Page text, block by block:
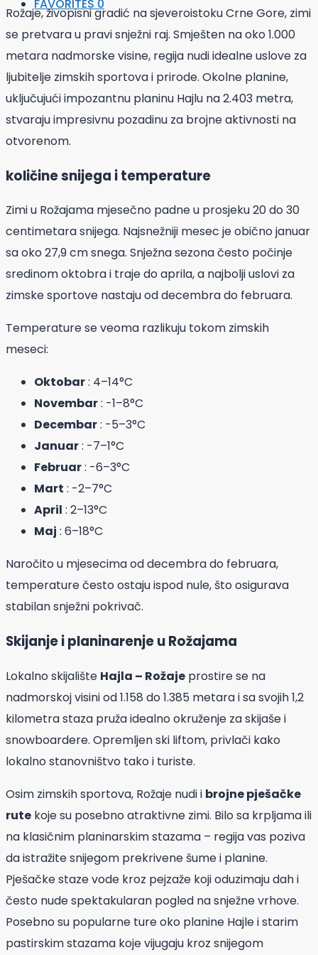
FAVORITES 0
Rožaje, živopisni gradić na sjeveroistoku Crne Gore, zimi
se pretvara u pravi snježni raj. Smješten na oko 1.000
metara nadmorske visine, regija nudi idealne uslove za
ljubitelje zimskih sportova i prirode. Okolne planine,
uključujući impozantnu planinu Hajlu na 2.403 metra,
stvaraju impresivnu pozadinu za brojne aktivnosti na
otvorenom.
količine snijega i temperature
Zimi u Rožajama mjesečno padne u prosjeku 20 do 30
centimetara snijega. Najsnežniji mesec je obično januar
sa oko 27,9 cm snega. Snježna sezona često počinje
sredinom oktobra i traje do aprila, a najbolji uslovi za
zimske sportove nastaju od decembra do februara.
Temperature se veoma razlikuju tokom zimskih
meseci:
Oktobar: 4–14°C
Novembar: -1–8°C
Decembar: -5–3°C
Januar: -7–1°C
Februar: -6–3°C
Mart : -2–7°C
April : 2–13°C
Maj : 6–18°C
Naročito u mjesecima od decembra do februara,
temperature često ostaju ispod nule, što osigurava
stabilan snježni pokrivač.
Skijanje i planinarenje u Rožajama
Lokalno skijalište Hajla – Rožaje prostire se na
nadmorskoj visini od 1.158 do 1.385 metara i sa svojih 1,2
kilometra staza pruža idealno okruženje za skijaše i
snowboardere. Opremljen ski liftom, privlači kako
lokalno stanovništvo tako i turiste.
Osim zimskih sportova, Rožaje nudi i brojne pješačke
rute koje su posebno atraktivne zimi. Bilo sa krpljama ili
na klasičnim planinarskim stazama – regija vas poziva
da istražite snijegom prekrivene šume i planine.
Pješačke staze vode kroz pejzaže koji oduzimaju dah i
često nude spektakularan pogled na snježne vrhove.
Posebno su popularne ture oko planine Hajle i starim
pastirskim stazama koje vijugaju kroz snijegom